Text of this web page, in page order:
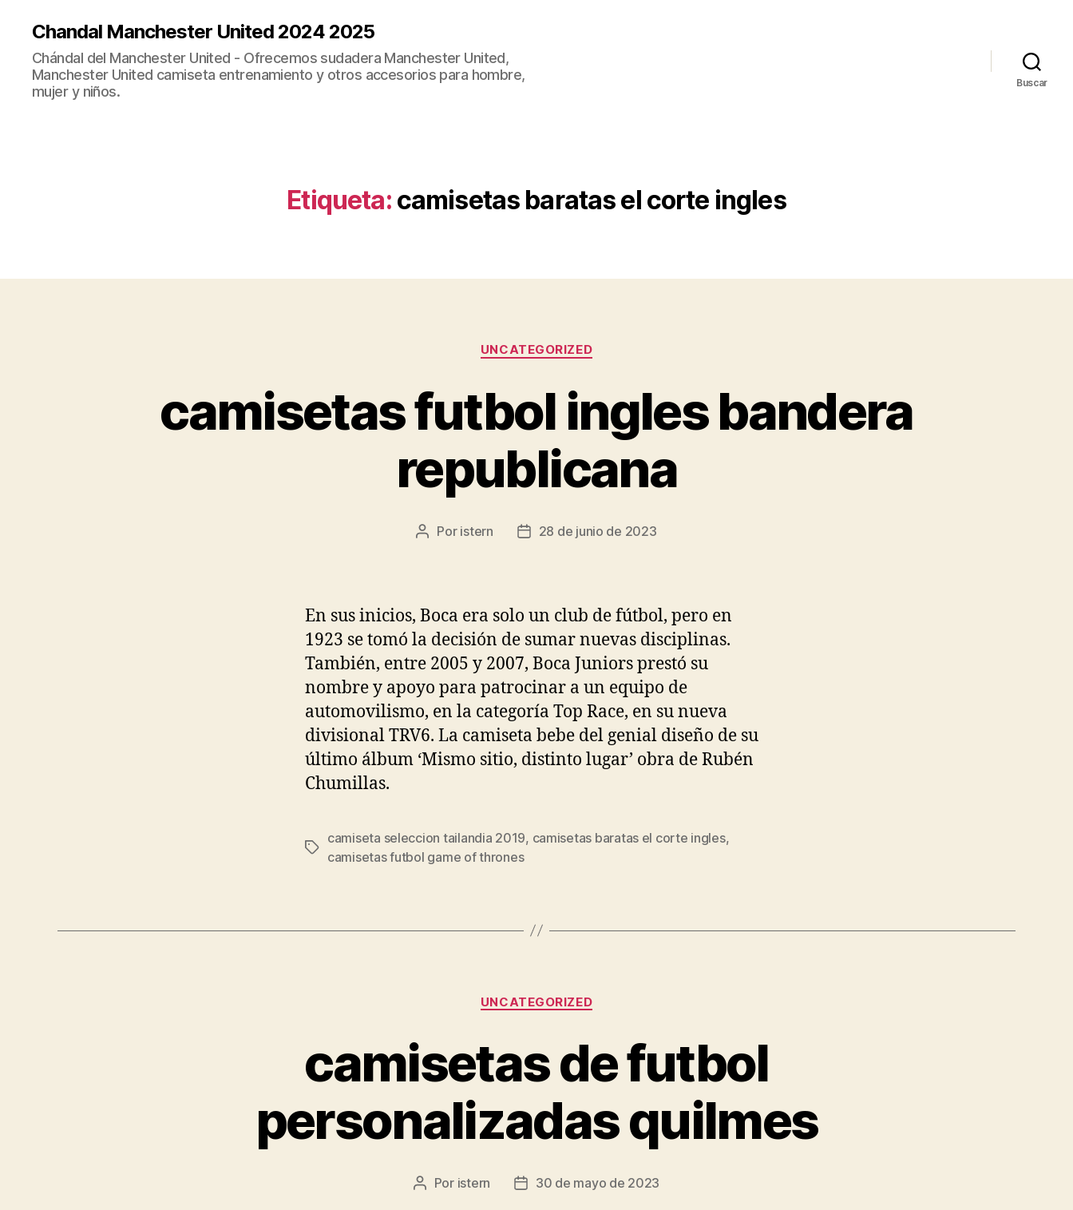
Chandal Manchester United 2024 2025
Chándal del Manchester United - Ofrecemos sudadera Manchester United,
Manchester United camiseta entrenamiento y otros accesorios para hombre,
mujer y niños.
Buscar
Etiqueta: camisetas baratas el corte ingles
Categorías
UNCATEGORIZED
camisetas futbol ingles bandera
republicana
Autor
Por istern
Fecha28 de junio de 2023
En sus inicios, Boca era solo un club de fútbol, pero en
1923 se tomó la decisión de sumar nuevas disciplinas.
También, entre 2005 y 2007, Boca Juniors prestó su
nombre y apoyo para patrocinar a un equipo de
automovilismo, en la categoría Top Race, en su nueva
divisional TRV6. La camiseta bebe del genial diseño de su
último álbum ‘Mismo sitio, distinto lugar’ obra de Rubén
Chumillas.
Etiquetas
camiseta seleccion tailandia 2019, camisetas baratas el corte ingles,
camisetas futbol game of thrones
Categorías
UNCATEGORIZED
camisetas de futbol
personalizadas quilmes
Autor
Por istern
Fecha30 de mayo de 2023